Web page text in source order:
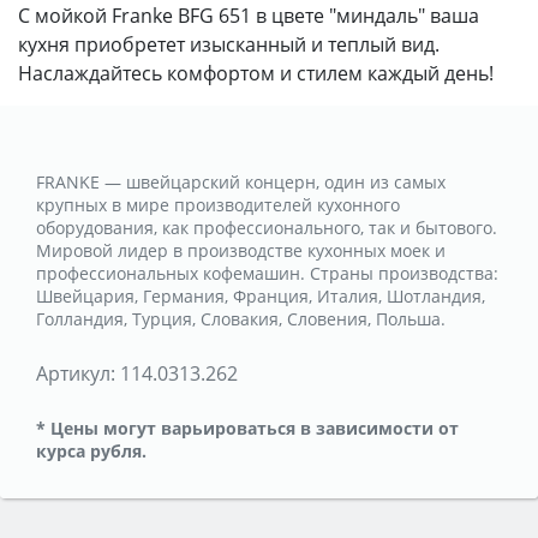
С мойкой Franke BFG 651 в цвете "миндаль" ваша
кухня приобретет изысканный и теплый вид.
Наслаждайтесь комфортом и стилем каждый день!
FRANKE — швейцарский концерн, один из самых
крупных в мире производителей кухонного
оборудования, как профессионального, так и бытового.
Мировой лидер в производстве кухонных моек и
профессиональных кофемашин. Страны производства:
Швейцария, Германия, Франция, Италия, Шотландия,
Голландия, Турция, Словакия, Словения, Польша.
Артикул: 114.0313.262
* Цены могут варьироваться в зависимости от
курса рубля.